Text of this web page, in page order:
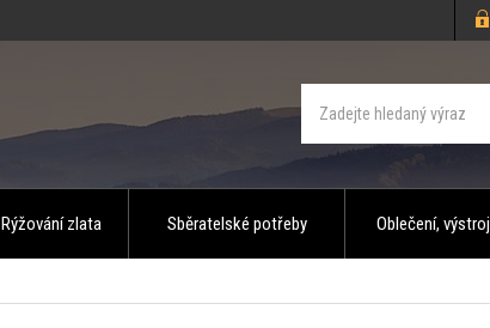
Rýžování zlata Sběratelské potřeby Oblečení, výstroj